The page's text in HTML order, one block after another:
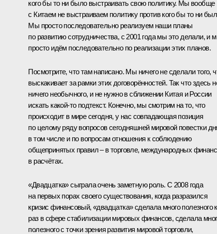
кого бы то ни было выстраивать свою политику. Мы вообще
с Китаем не выстраиваем политику против кого бы то ни
Мы просто последовательно реализуем наши планы
по развитию сотрудничества, с 2001 года мы это делали, и
просто идём последовательно по реализации этих планов.
Посмотрите, что там написано. Мы ничего не сделали того,
выскакивает за рамки этих договорённостей. Так что здесь
ничего необычного, и не нужно в сближении Китая и России
искать какой‑то подтекст. Конечно, мы смотрим на то, что
происходит в мире сегодня, у нас совпадающая позиция
по целому ряду вопросов сегодняшней мировой повестки
в том числе и по вопросам отношения к соблюдению
общепринятых правил – в торговле, международных
в расчётах.
«Двадцатка» сыграла очень заметную роль. С 2008 года
на первых порах своего существования, когда разразился
кризис финансовый, «двадцатка» сделала много полезного
раз в сфере стабилизации мировых финансов, сделала
полезного с точки зрения развития мировой торговли,